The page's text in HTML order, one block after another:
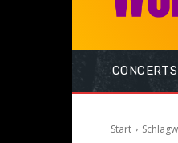
Start